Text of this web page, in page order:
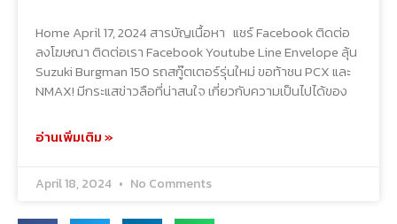
Home April 17, 2024 สารบัญเนื้อหา แชร์ Facebook ติดต่อ
ลงโฆษณา ติดต่อเรา Facebook Youtube Line Envelope ลุ้น
Suzuki Burgman 150 รถสกู๊ตเตอร์รุ่นใหม่ ขอท้าชน PCX และ
NMAX! มีกระแสข่าวลือที่น่าสนใจ เกี่ยวกับความเป็นไปได้ของ
อ่านเพิ่มเติม »
April 18, 2024 No Comments